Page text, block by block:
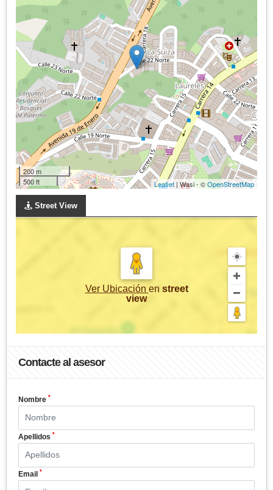
200 m
500 ft
Leaflet | Wasi - ©OpenStreetMap
Street View
Ver Ubicación en street
view
Contacte al asesor
Nombre *
Apellidos *
Email *